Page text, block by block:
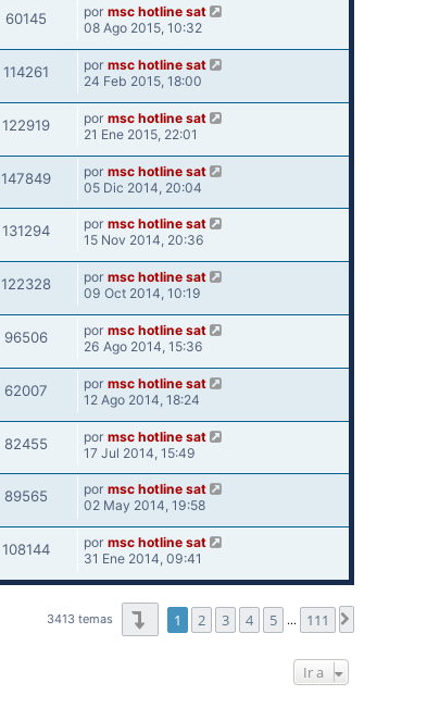
60145 por msc hotline sat
08 Ago 2015, 10:32
114261 por msc hotline sat
24 Feb 2015, 18:00
122919 por msc hotline sat
21 Ene 2015, 22:01
147849 por msc hotline sat
05 Dic 2014, 20:04
131294 por msc hotline sat
15 Nov 2014, 20:36
122328 por msc hotline sat
09 Oct 2014, 10:19
96506 por msc hotline sat
26 Ago 2014, 15:36
62007 por msc hotline sat
12 Ago 2014, 18:24
82455 por msc hotline sat
17 Jul 2014, 15:49
89565 por msc hotline sat
02 May 2014, 19:58
108144 por msc hotline sat
31 Ene 2014, 09:41
3413 temas Página1de111
1 2 3 4 5 … 111
Ir a